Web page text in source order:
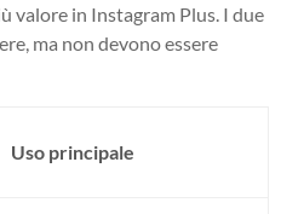
valore in Instagram Plus. I due
ma non devono essere
Uso principale